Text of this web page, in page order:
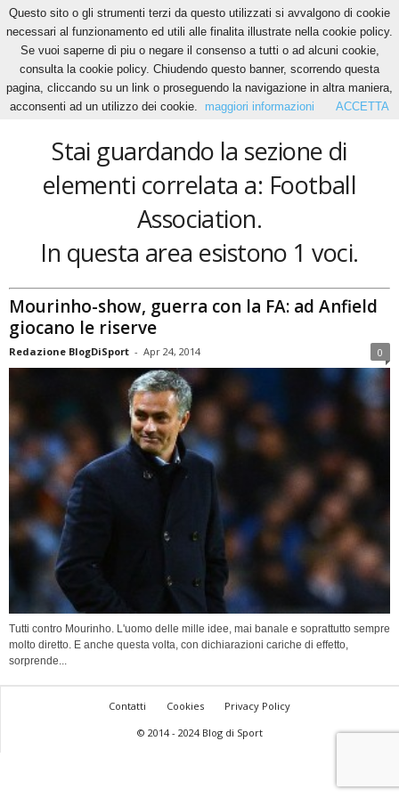
Home Tags Football Association
Football Association
Stai guardando la sezione di
elementi correlata a: Football
Association.
In questa area esistono 1 voci.
Mourinho-show, guerra con la FA: ad Anfield
giocano le riserve
Redazione BlogDiSport - Apr 24, 2014 0
Tutti contro Mourinho. L'uomo delle mille idee, mai banale e soprattutto sempre
molto diretto. E anche questa volta, con dichiarazioni cariche di effetto,
sorprende...
Contatti Cookies
Privacy Policy
© 2014 - 2024 Blog di Sport
Questo sito o gli strumenti terzi da questo utilizzati si avvalgono di cookie
necessari al funzionamento ed utili alle finalita illustrate nella cookie policy.
Se vuoi saperne di piu o negare il consenso a tutti o ad alcuni cookie,
consulta la cookie policy. Chiudendo questo banner, scorrendo questa
pagina, cliccando su un link o proseguendo la navigazione in altra maniera,
acconsenti ad un utilizzo dei cookie.
maggiori informazioni ACCETTA